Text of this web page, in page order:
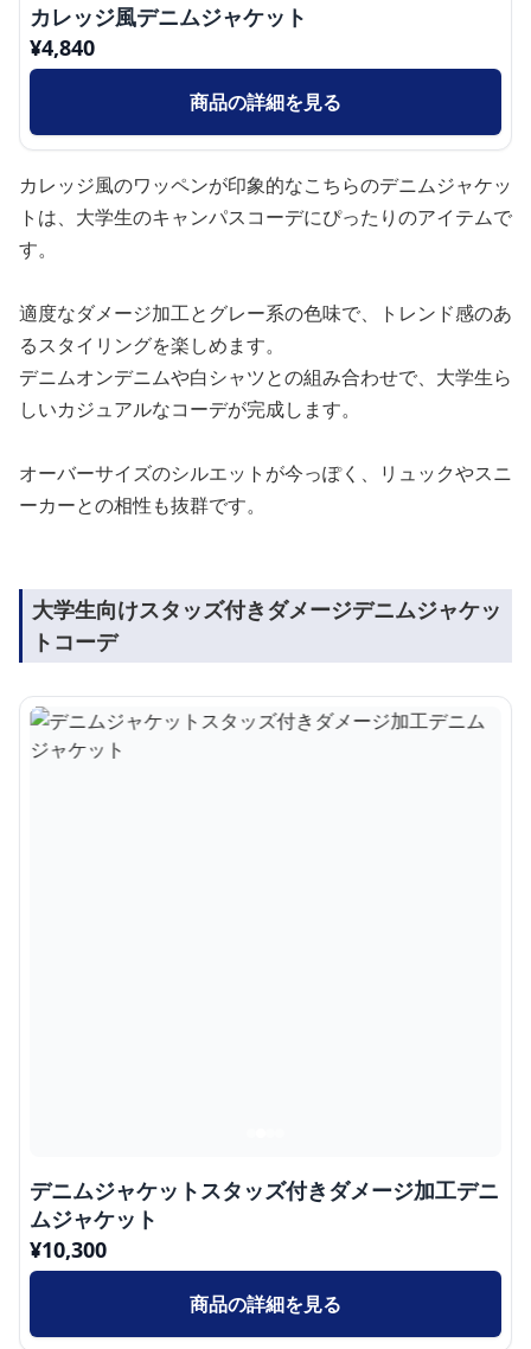
カレッジ風デニムジャケット
¥4,840
商品の詳細を見る
カレッジ風のワッペンが印象的なこちらのデニムジャケッ
トは、大学生のキャンパスコーデにぴったりのアイテムで
す。
適度なダメージ加工とグレー系の色味で、トレンド感のあ
るスタイリングを楽しめます。
デニムオンデニムや白シャツとの組み合わせで、大学生ら
しいカジュアルなコーデが完成します。
オーバーサイズのシルエットが今っぽく、リュックやスニ
ーカーとの相性も抜群です。
大学生向けスタッズ付きダメージデニムジャケッ
トコーデ
デニムジャケットスタッズ付きダメージ加工デニ
ムジャケット
¥10,300
商品の詳細を見る